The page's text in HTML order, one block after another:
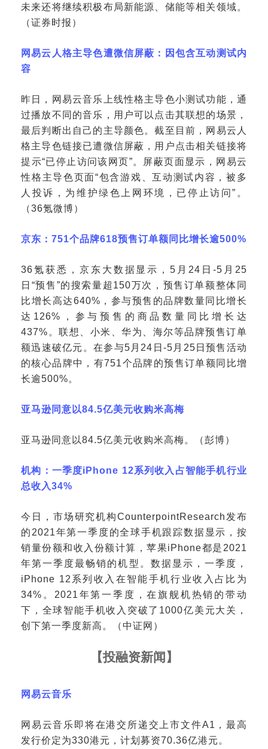
未来还将继续积极布局新能源、储能等相关领域。
（证券时报）
网易云人格主导色遭微信屏蔽：因包含互动测试内
容
昨日，网易云音乐上线性格主导色小测试功能，通
过播放不同的音乐，用户可以点击其联想的场景，
最后判断出自己的主导颜色。截至目前，网易云人
格主导色链接已遭微信屏蔽，用户点击相关链接将
提示“已停止访问该网页”。屏蔽页面显示，网易云
性格主导色页面“包含游戏、互动测试内容，被多
人投诉，为维护绿色上网环境，已停止访问”。
（36氪微博）
京东：751个品牌618预售订单额同比增长逾500%
36氪获悉，京东大数据显示，5月24日-5月25
日“预售”的搜索量超150万次，预售订单额整体同
比增长高达640%，参与预售的品牌数量同比增长
达126%，参与预售的商品数量同比增长达
437%。联想、小米、华为、海尔等品牌预售订单
额迅速破亿元。在参与5月24日-5月25日预售活动
的核心品牌中，有751个品牌的预售订单额同比增
长逾500%。
亚马逊同意以84.5亿美元收购米高梅
亚马逊同意以84.5亿美元收购米高梅。（彭博）
机构：一季度iPhone 12系列收入占智能手机行业
总收入34%
今日，市场研究机构CounterpointResearch发布
的2021年第一季度的全球手机跟踪数据显示，按
销量份额和收入份额计算，苹果iPhone都是2021
年第一季度最畅销的机型。数据显示，一季度，
iPhone 12系列收入在智能手机行业收入占比为
34%。2021年第一季度，在旗舰机热销的带动
下，全球智能手机收入突破了1000亿美元大关，
创下第一季度新高。（中证网）
【投融资新闻 】
网易云音乐
网易云音乐即将在港交所递交上市文件A1，最高
发行价定为330港元，计划募资70.36亿港元。